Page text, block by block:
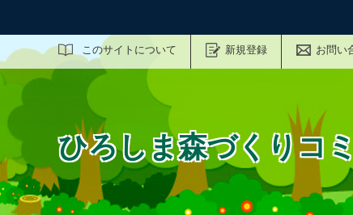
このサイトについて 新規登録 お問い
サイト内検索
ひろしま森づくりコ